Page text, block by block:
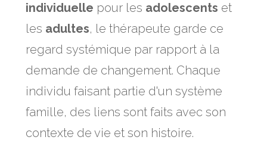
individuelle pour les adolescents et
les adultes, le thérapeute garde ce
regard systémique par rapport à la
demande de changement. Chaque
individu faisant partie d'un système
famille, des liens sont faits avec son
contexte de vie et son histoire.